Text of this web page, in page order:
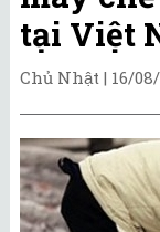
tại Việt
Chủ Nhật | 16/